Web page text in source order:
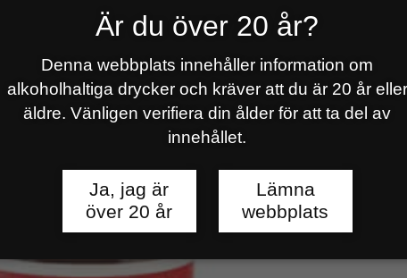
Är du över 20 år?
Denna webbplats innehåller information om
alkoholhaltiga drycker och kräver att du är 20 år eller
äldre. Vänligen verifiera din ålder för att ta del av
innehållet.
Ja, jag är
över 20 år
Lämna
webbplats